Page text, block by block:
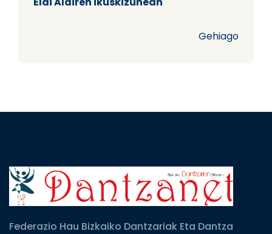
Gehiago
Federazio Hau Bizkaiko Dantzariak Eta Dantza